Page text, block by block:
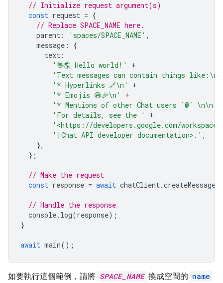
// Initialize request argument(s)
const request = {
// Replace SPACE_NAME here.
parent : 'spaces/SPACE_NAME' ,
message :
{
text :
'👋🌎 Hello world!'
+
'Text messages can contain things
'* Hyperlinks 🔗\n'
+
'* Emojis 😄🎉\n'
+
'* Mentions of other Chat users `@` \n\n'
'For details, see the '
+
'<https://developers.google.com/
'|Chat API developer documentation>.' ,
},
};
// Make the request
const response = await chatClient.createMessage
// Handle the response
console. log(response);
}
await main();
如要執行這個範例，請將 SPACE_NAME 換成空間的 name